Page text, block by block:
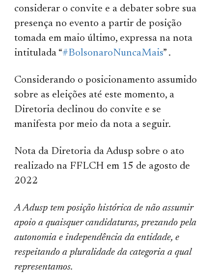
considerar o convite e a debater sobre sua
presença no evento a partir de posição
tomada em maio último, expressa na nota
intitulada “#BolsonaroNuncaMais” .
Considerando o posicionamento assumido
sobre as eleições até este momento, a
Diretoria declinou do convite e se
manifesta por meio da nota a seguir.
Nota da Diretoria da Adusp sobre o ato
realizado na FFLCH em 15 de agosto de
2022
A Adusp tem posição histórica de não assumir
apoio a quaisquer candidaturas, prezando pela
autonomia e independência da entidade, e
respeitando a pluralidade da categoria a qual
representamos.